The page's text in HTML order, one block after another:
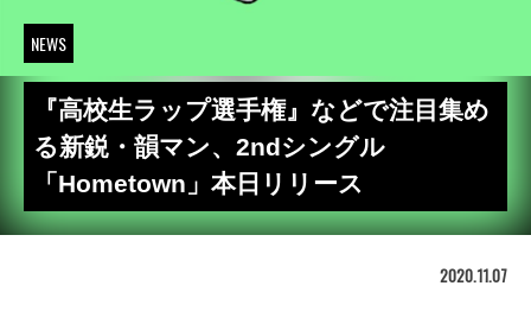
NEWS
『高校生ラップ選手権』などで注目集め
る新鋭・韻マン、2ndシングル
「Hometown」本日リリース
2020.11.07